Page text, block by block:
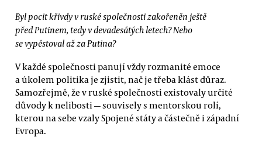
Byl pocit křivdy v ruské společnosti zakořeněn ještě
před Putinem, tedy v devadesátých letech? Nebo
se vypěstoval až za Putina?
V každé společnosti panují vždy rozmanité emoce
a úkolem politika je zjistit, nač je třeba klást důraz.
Samozřejmě, že v ruské společnosti existovaly určité
důvody k nelibosti — souvisely s mentorskou rolí,
kterou na sebe vzaly Spojené státy a částečně i západní
Evropa.